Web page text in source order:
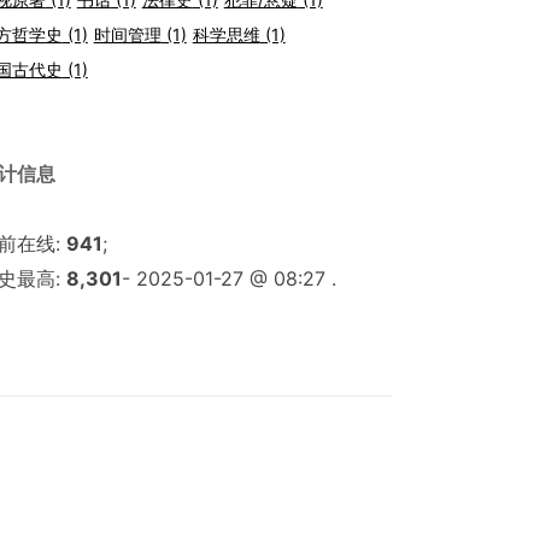
哲学史 (1) 时间管理 (1) 科学思维(1)
古代史 (1)
信息
在线: 941;
最高: 8,301- 2025-01-27 @ 08:27 .